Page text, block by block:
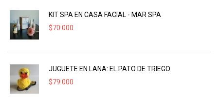
KIT SPA EN CASA FACIAL - MAR SPA
$70.000
JUGUETE EN LANA: EL PATO DE TRIEGO
$79.000